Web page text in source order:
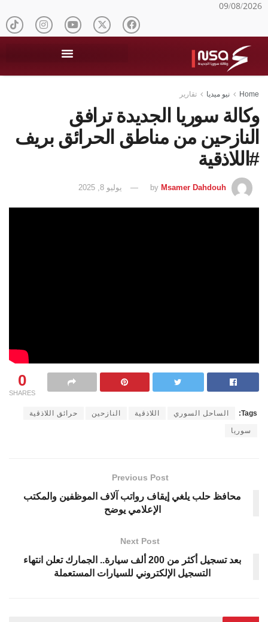
09/08/2026
Home نيو ميديا تقارير
وكالة سوريا الجديدة ترافق
النازحين من مناطق الحرائق بريف
#اللاذقية
by Msamer Dahdouh يوليو 8, 2025
0
SHARES
Tags: الساحل السوري اللاذقية النازحين حرائق اللاذقية
سوريا
Previous Post
محافظ حلب يلغي إيقاف رواتب آلاف الموظفين والمكتب
الإعلامي يوضح
Next Post
بعد تسجيل أكثر من 200 ألف سيارة.. الجمارك تعلن انتهاء
التسجيل الإلكتروني للسيارات المستعملة